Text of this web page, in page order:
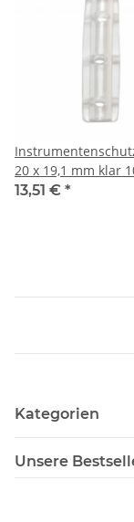
20 x 19,1 mm klar
13,51 € *
Kategorien
Unsere